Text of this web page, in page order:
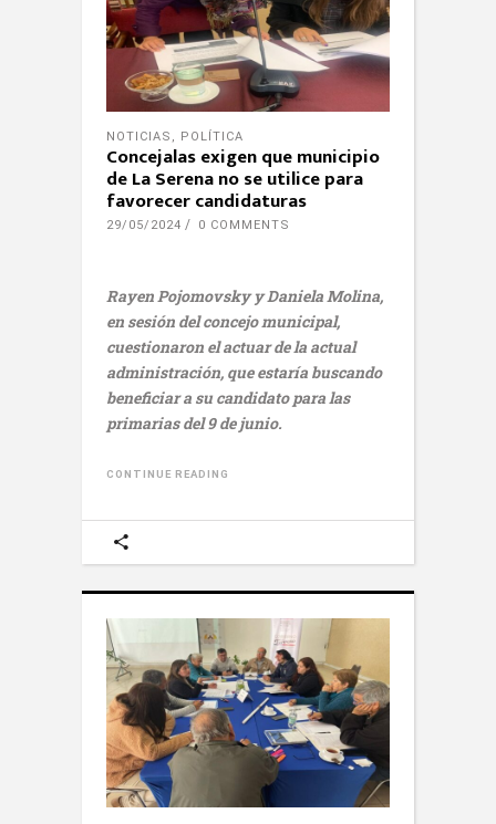
NOTICIAS , POLÍTICA
Concejalas exigen que municipio
de La Serena no se utilice para
favorecer candidaturas
29/05/2024 0 COMMENTS
Rayen Pojomovsky y Daniela Molina,
en sesión del concejo municipal,
cuestionaron el actuar de la actual
administración, que estaría buscando
beneficiar a su candidato para las
primarias del 9 de junio.
CONTINUE READING